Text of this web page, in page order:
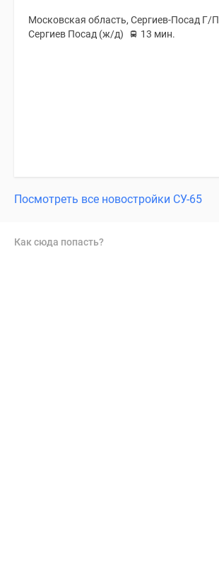
Московская область, Сергиев-Посад Г/П
Сергиев Посад (ж/д)
13 мин.
Посмотреть все новостройки СУ-65
Как сюда попасть?